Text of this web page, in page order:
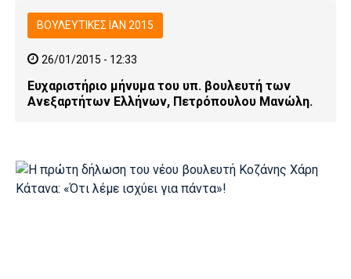
ΒΟΥΛΕΥΤΙΚΕΣ ΙΑΝ 2015
26/01/2015 - 12:33
Ευχαριστήριο μήνυμα του υπ. βουλευτή των
Ανεξαρτήτων Ελλήνων, Πετρόπουλου Μανώλη.